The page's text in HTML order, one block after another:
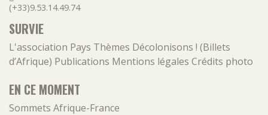
(+33)9.53.14.49.74
SURVIE
L'association Pays Thèmes Décolonisons ! (Billets
d’Afrique) Publications Mentions légales Crédits photo
EN CE MOMENT
Sommets Afrique-France